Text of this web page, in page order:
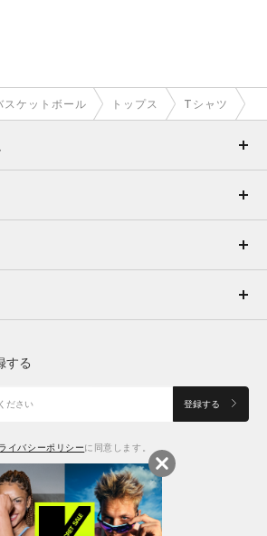
スケットボール トップス Tシャツ
する
登録する
イバシーポリシーに同意します。